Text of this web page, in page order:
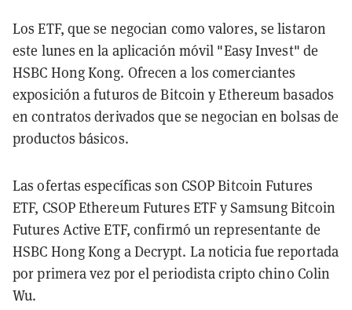
Los ETF, que se negocian como valores, se listaron
este lunes en la aplicación móvil "Easy Invest" de
HSBC Hong Kong. Ofrecen a los comerciantes
exposición a futuros de Bitcoin y Ethereum basados
en contratos derivados que se negocian en bolsas de
productos básicos.
Las ofertas específicas son CSOP Bitcoin Futures
ETF, CSOP Ethereum Futures ETF y Samsung Bitcoin
Futures Active ETF, confirmó un representante de
HSBC Hong Kong a Decrypt. La noticia fue reportada
por primera vez por el periodista cripto chino Colin
Wu.